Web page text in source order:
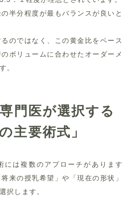
半分程度が最もバランスが良いと
のではなく、この黄金比をベース
ボリュームに合わせたオーダーメ
。
門医が選択する
主要術式」
には複数のアプローチがあります
来の授乳希望」や「現在の形状」
択します。